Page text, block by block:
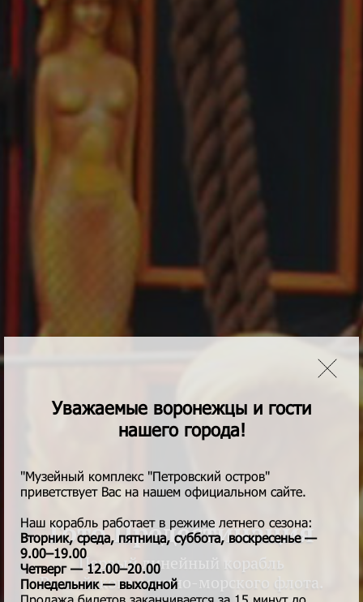
Гото Предестинация
Первый линейный корабль
Российского военно-морского флота.
Уважаемые воронежцы и гости
нашего города!
"Музейный комплекс "Петровский остров"
приветствует Вас на нашем официальном сайте.
Наш корабль работает в режиме летнего сезона:
Вторник, среда, пятница, суббота, воскресенье —
9.00–19.00
Четверг — 12.00–20.00
Понедельник — выходной
Продажа билетов заканчивается за 15 минут до